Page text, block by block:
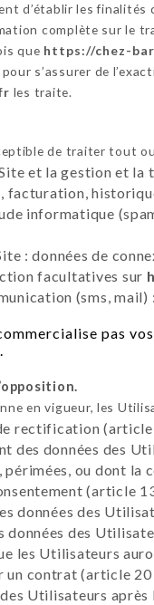
d’établir les
complète sur le
que https://chez-
s’assurer de
les traite.
de traiter tout
et la gestion et la
facturation,
informatique
: données de
facultatives sur
(sms,
pas
en vigueur, les
rectification (article
des données des
périmées, ou dont
(article
données des
des
les Utilisateurs
un contrat (article 20
Utilisateurs